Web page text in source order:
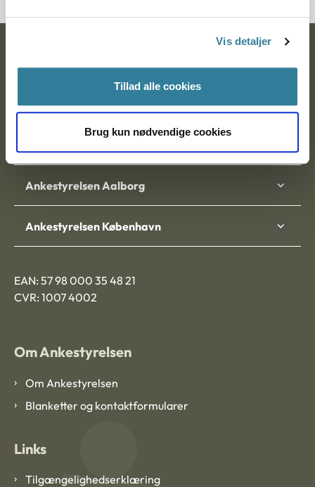
Vis detaljer
Tillad alle cookies
Brug kun nødvendige cookies
Nytorv 7, 2. sal
9000 Aalborg
Ankestyrelsen Aalborg
Ankestyrelsen København
EAN: 57 98 000 35 48 21
CVR: 1007 4002
Om Ankestyrelsen
Om Ankestyrelsen
Blanketter og kontaktformularer
Links
Tilgængelighedserklæring